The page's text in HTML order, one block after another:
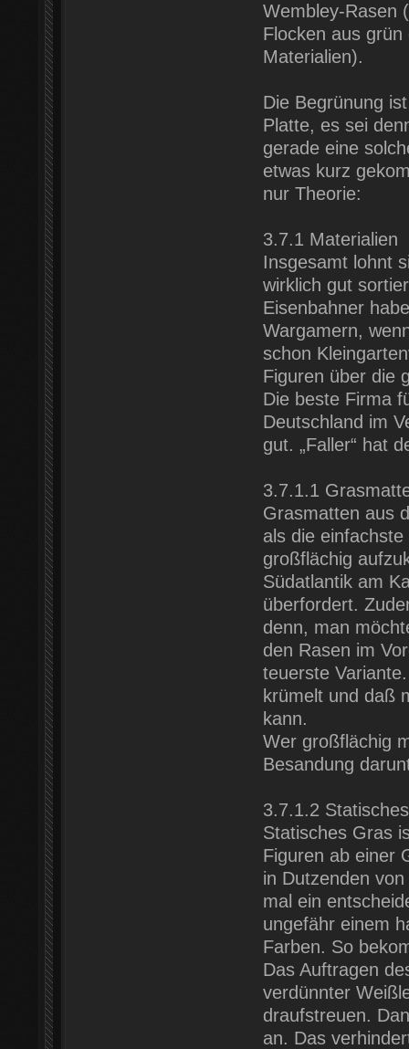
Wembley-Rasen
Flocken aus
Materialien).
Die Begrünung
Platte, es sei
gerade eine
etwas kurz
nur Theorie:
3.7.1 Materialien
Insgesamt lohnt
wirklich gut
Eisenbahner
Wargamern,
schon
Figuren über die
Die beste Firma
Deutschland im
gut. „Faller“ hat
3.7.1.1
Grasmatten aus
als die
großflächig
Südatlantik am
überfordert.
denn, man
den Rasen im
teuerste
krümelt und daß
kann.
Wer großflächig
Besandung
3.7.1.2
Statisches Gras
Figuren ab einer
in Dutzenden
mal ein
ungefähr einem
Farben. So
Das Auftragen
verdünnter
draufstreuen.
an. Das